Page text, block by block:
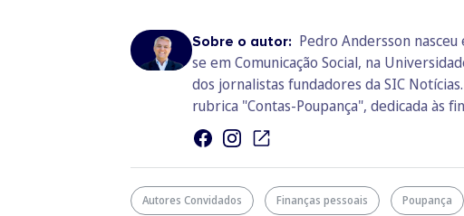
Sobre o autor: Pedro Andersson
se em Comunicação Social, na
dos jornalistas fundadores da SIC
rubrica "Contas-Poupança", dedicada às
Autores Convidados Finanças pessoais Poupança